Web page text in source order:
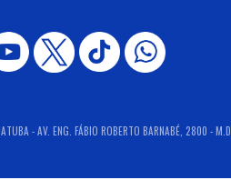
- AV. ENG. FÁBIO ROBERTO BARNABÉ, 2800 -